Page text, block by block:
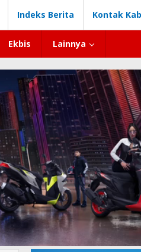
Indeks Berita Kontak
Ekbis Lainnya